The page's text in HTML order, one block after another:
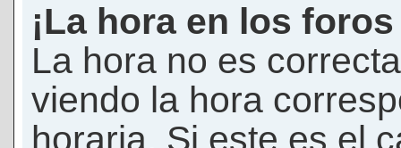
¡La hora en los
La hora no es
viendo la hora
horaria. Si este es el